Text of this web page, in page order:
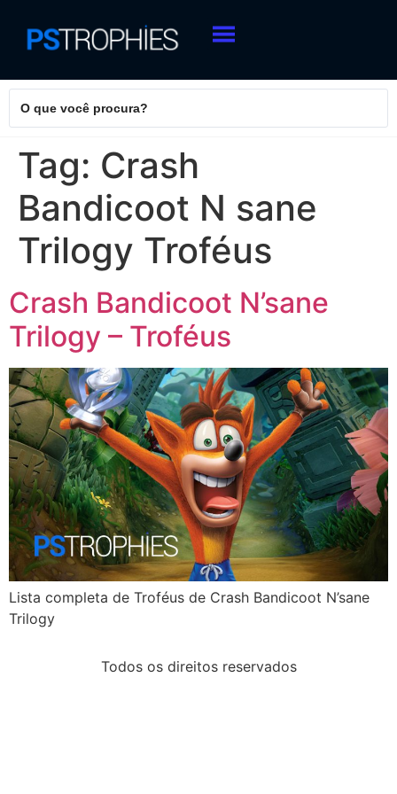
Tag: Crash
Bandicoot N sane
Trilogy Troféus
Crash Bandicoot N’sane
Trilogy – Troféus
Lista completa de Troféus de Crash Bandicoot N’sane
Trilogy
Todos os direitos reservados